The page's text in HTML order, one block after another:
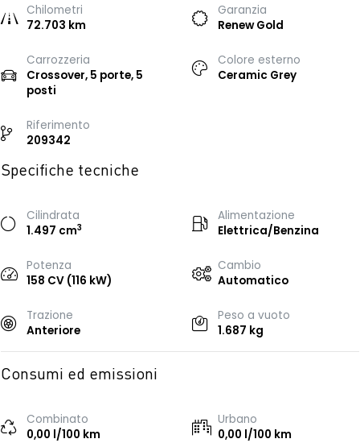
Chilometri
72.703 km
Garanzia
Renew Gold
Carrozzeria
Crossover, 5 porte, 5
posti
Colore esterno
Ceramic Grey
Riferimento
209342
Specifiche tecniche
Cilindrata
1.497 cm3
Alimentazione
Elettrica/Benzina
Potenza
158 CV (116 kW)
Cambio
Automatico
Trazione
Anteriore
Peso a vuoto
1.687 kg
Consumi ed emissioni
Combinato
0,00 l/100 km
Urbano
0,00 l/100 km